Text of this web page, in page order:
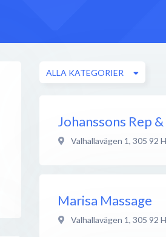
ALLA KATEGORIER
Johanssons Rep
Valhallavägen 1, 305 92
Marisa Massage
Valhallavägen 1, 305 92